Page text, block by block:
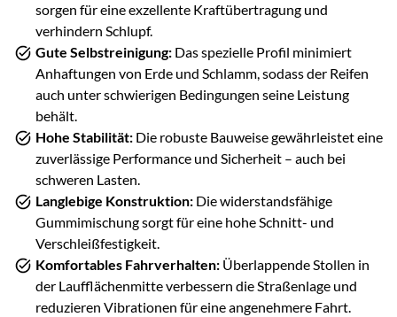
sorgen für eine exzellente Kraftübertragung und
verhindern Schlupf.
Gute Selbstreinigung: Das spezielle Profil minimiert
Anhaftungen von Erde und Schlamm, sodass der Reifen
auch unter schwierigen Bedingungen seine Leistung
behält.
Hohe Stabilität: Die robuste Bauweise gewährleistet eine
zuverlässige Performance und Sicherheit – auch bei
schweren Lasten.
Langlebige Konstruktion: Die widerstandsfähige
Gummimischung sorgt für eine hohe Schnitt- und
Verschleißfestigkeit.
Komfortables Fahrverhalten: Überlappende Stollen in
der Laufflächenmitte verbessern die Straßenlage und
reduzieren Vibrationen für eine angenehmere Fahrt.